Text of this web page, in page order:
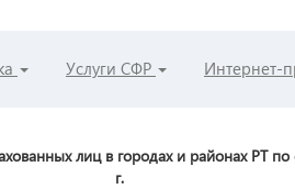
Услуги СФР Интернет-
лиц в городах и районах РТ
г.